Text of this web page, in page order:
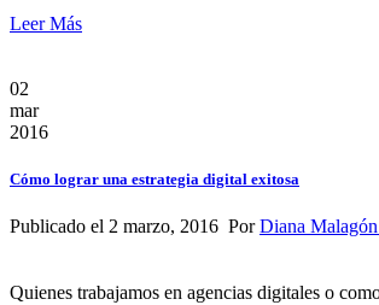
Leer Más
02
mar
2016
Cómo lograr una estrategia digital exitosa
Publicado el 2 marzo, 2016 PorDiana
Quienes trabajamos en agencias digitales o